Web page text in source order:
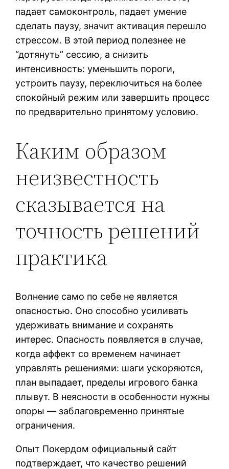
падает самоконтроль, падает умение
сделать паузу, значит активация перешло
стрессом. В этой период полезнее не
“дотянуть” сессию, а снизить
интенсивность: уменьшить пороги,
устроить паузу, переключиться на более
спокойный режим или завершить процесс
по предварительно принятому условию.
Каким образом
неизвестность
сказывается на
точность решений
практика
Волнение само по себе не является
опасностью. Оно способно усиливать
удерживать внимание и сохранять
интерес. Опасность появляется в случае,
когда аффект со временем начинает
управлять решениями: шаги ускоряются,
план выпадает, пределы игрового банка
плывут. В неясности в особенности нужны
опоры — заблаговременно принятые
ограничения.
Опыт Покердом официальный сайт
подтверждает, что качество решений